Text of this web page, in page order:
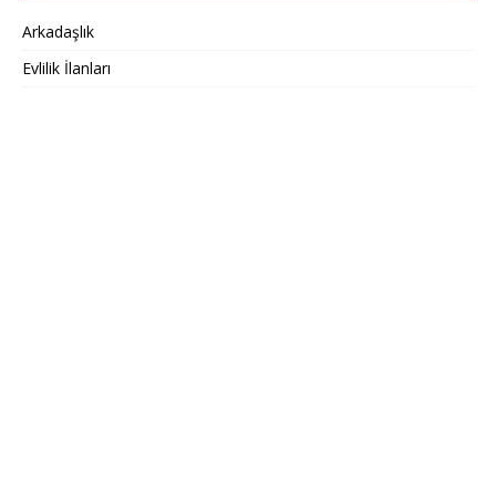
Arkadaşlık
Evlilik İlanları